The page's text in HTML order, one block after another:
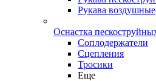
Рукава воздушные
Оснастка
Соплодержатели
Сцепления
Тросики
Еще